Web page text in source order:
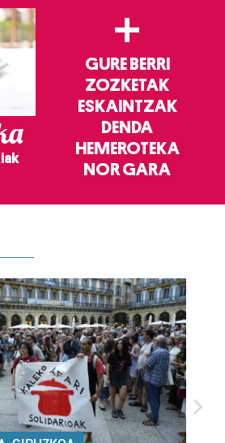
+
GURE BERRI
ZOZKETAK
ESKAINTZAK
DENDA
HEMEROTEKA
NOR GARA